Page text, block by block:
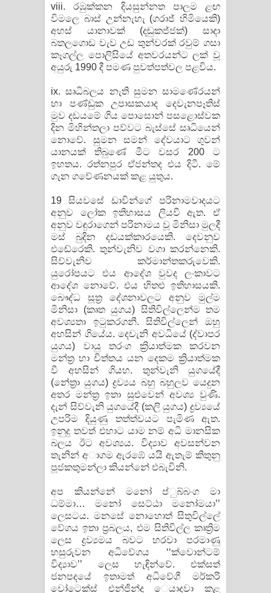
viii. රඹුක්කන දියසුන්නත පාලම ළඟ
විමලෙ බාස් උන්නැහැ (ගරාජ් හිමියෙකි)
අහස් යානාවක් (දඬුකජ්ජක්) සාදා
බතලගොඩ වැව උඩ තුන්වරක් රවුම් ගසා
කෑගල්ල පොලිසියේ අතවරයන්ට ලක් වූ
අයුරු 1990 දී පමණ පුවත්පත්වල පළවිය.
ix. සෘධිබලය නැති සුමන සාමණේරයන්
හා පණ්ඩුක උපාසකයාද දෙවැනපෑතිස්
මුව දඩයමේ ගිය පොසොන් පසළොස්වක
දින මිහින්තලා පව්වට බැස්සේ සෘධියෙන්
නොවේ. සුමන සමන් දේවයාට ගුවන්
යානයක් තිබුණේ මීට වසර 200 ට
ඉහතය. රත්නපුර ඒජන්තද එය දිටී. මේ
ගැන ගවේණනයක් කළ යුතුය.
19 සියවසේ ඩාවින්ගේ පරිනාමවාදයට
අනුව ලෝක ඉතිහාසය ලියවී ඇත. ඒ
අනුව වඳුරාගෙන් පරිනාමය වූ මිනිසා මුලදී
මස් බුදින දඩයක්කාරයෙකි. දෙවනුව
එඬේරෙකි. තුන්වැනිව වගා කරන්නෙකි.
සිව්වැනිව කර්මාන්තකරුවෙකි.
යුරෝපයට එය ආදේශ වුවද ලංකාවට
ආදේශ නොවේ. එය හිතළු ඉතිහාසයකි.
බෞද්ධ සූත්‍ර දේශනාවලට අනුව මුල්ම
මිනිසා (කෘත යුගය) සිතිවිල්ලෙන්ම තම
අවශ්‍යතා ඉටුකරගනී. සිතිවිල්ලෙන් ඔහු
අහසින් ගියේය. දෙවැනි අවධියේ (ද්වාපර
යුගය) වායු තරංග ක්‍රියාත්මක කරවන
මන්ත්‍ර හා චිත්තය යන දෙකම ක්‍රියාත්මක
වී අහසින් ගියහ. තුන්වැනි යුගයේදී
(නේත්‍රා යුගය) ද්‍රව්‍යය බහු බහුලව යෙදුන
අතර මන්ත්‍ර ඉතා සුළුවෙන් අවශ්‍ය වුණි.
දැන් සිව්වැනි යුගයේදී (කලි යුගය) ද්‍රව්‍යයේ
උපරිම දියුණු තත්ත්වයට පැමිණ ඇත.
ඉනුදු තවත් එහාට යාම නම් අධි මානසික
බලය ඊට අවශ්‍යය. විද්‍යාව අවසන්වන
තැනින් අාගම ඇරඹේ යයි ඇතැම් කිතුනු
පූජකතුමන්ලා කියන්නේ එබැවිනි.
අප කියන්නේ මනෝ ප්‍ුබ්බංග මා
ධම්මා… මනෝ සෙට්ඨා මනෝමයා’’
ලෙසටය. මනසේ නොහොත් සිතුවිල්ලේ
වේගය ඉතා ප්‍රබලය, එම සිතිවිල්ල කෘත්‍රිම
ලෙස ද්‍රව්‍යමය බවට හරවා පරමාණු
හසුරුවන අධිවේගය ‘‘ක්වොන්ටම්
විද්‍යාව’’ ලෙස හැඳින්වේ. එක්සත්
ජනපදයේ ඉතාමත් අධිවේගී මර්කරි
වෝටෙක්ස් එන්ජින්ද ​ෙයාදවා කළ